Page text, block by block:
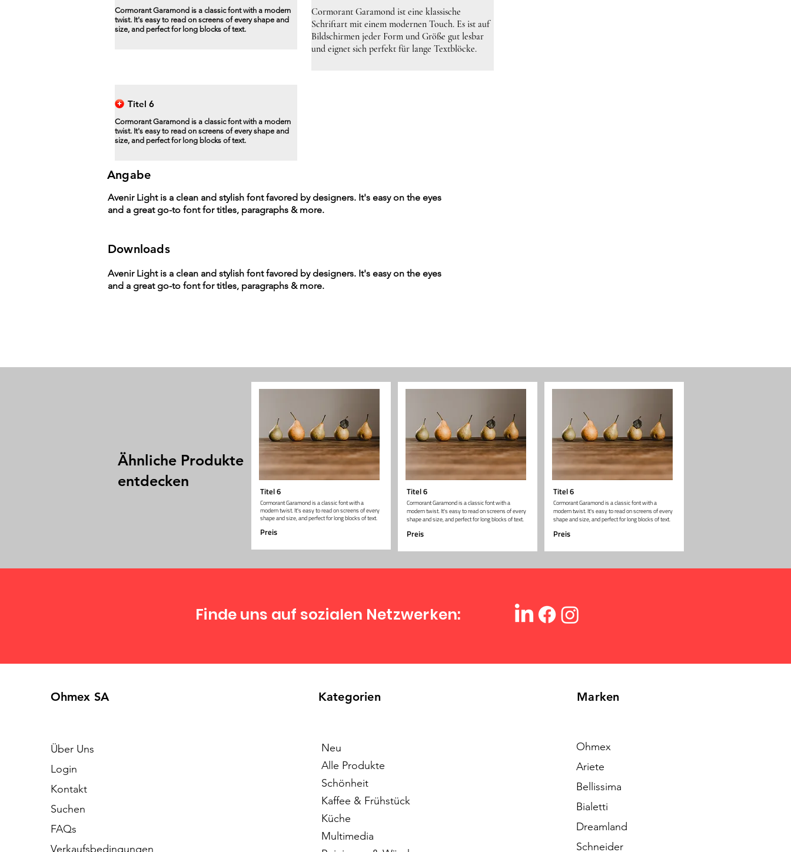
Cormorant Garamond is a classic font with a modern
twist. It's easy to read on screens of every shape and
size, and perfect for long blocks of text.
Cormorant Garamond ist eine klassische
Schriftart mit einem modernen Touch. Es ist auf
Bildschirmen jeder Form und Größe gut lesbar
und eignet sich perfekt für lange Textblöcke.
Titel 6
Cormorant Garamond is a classic font with a modern
twist. It's easy to read on screens of every shape and
size, and perfect for long blocks of text.
Angabe
Avenir Light is a clean and stylish font favored by designers. It's easy on the eyes
and a great go-to font for titles, paragraphs & more.
Downloads
Avenir Light is a clean and stylish font favored by designers. It's easy on the eyes
and a great go-to font for titles, paragraphs & more.
Ähnliche Produkte
entdecken
Titel 6
Cormorant Garamond is a classic font with a
modern twist. It's easy to read on screens of every
shape and size, and perfect for long blocks of text.
Preis
Titel 6
Cormorant Garamond is a classic font with a
modern twist. It's easy to read on screens of every
shape and size, and perfect for long blocks of text.
Preis
Titel 6
Cormorant Garamond is a classic font with a
modern twist. It's easy to read on screens of every
shape and size, and perfect for long blocks of text.
Preis
Finde uns auf sozialen Netzwerken:
Ohmex SA
Über Uns
Login
Kontakt
Suchen
FAQs
Verkaufsbedingungen
Kategorien
Neu
Alle Produkte
Schönheit
Kaffee & Frühstück
Küche
Multimedia
Marken
Ohmex
Ariete
Bellissima
Bialetti
Dreamland
Schneider